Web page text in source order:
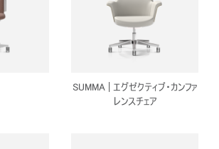
SUMMA | エグゼクティブ・カンファ
レンスチェア